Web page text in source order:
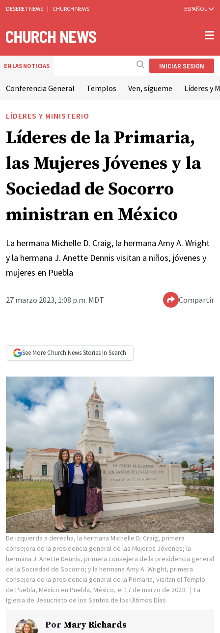
DESERET NEWS | CHURCH NEWS ESPAÑOL
EN LAS NOTICIAS INICIAR SESIÓN
Conferencia General Templos Ven, sígueme Líderes y
LÍDERES Y MINISTERIO
Líderes de la Primaria,
las Mujeres Jóvenes y la
Sociedad de Socorro
ministran en México
La hermana Michelle D. Craig, la hermana Amy A. Wright
y la hermana J. Anette Dennis visitan a niños, jóvenes y
mujeres en Puebla
27 marzo 2023, 1:08 p.m. MDT Compartir
See More Church NewsStories In Search
De izquierda a derecha, la hermana Michelle D. Craig, primera
consejera de la presidencia general de las Mujeres Jóvenes; la
hermana J. Anette Dennis, primera consejera de la presidencia general
de la Sociedad de Socorro; y la hermana Amy A. Wright, primera
consejera de la presidencia general de la Primaria, visitan el Templo
de Puebla, México en Puebla, México, el 17 de marzo de 2023.
La
Iglesia de Jesucristo de los Santos de los Últimos Días
Por Mary Richards